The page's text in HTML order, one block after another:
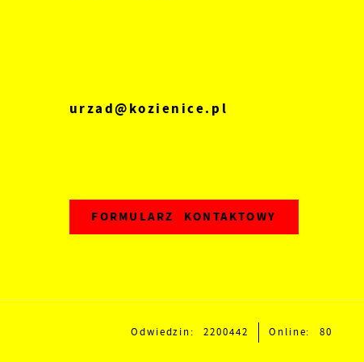
urzad@kozienice.pl
FORMULARZ KONTAKTOWY
Odwiedzin: 2200442 Online: 80